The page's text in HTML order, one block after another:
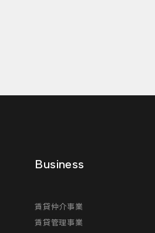
Business
賃貸仲介事業
賃貸管理事業